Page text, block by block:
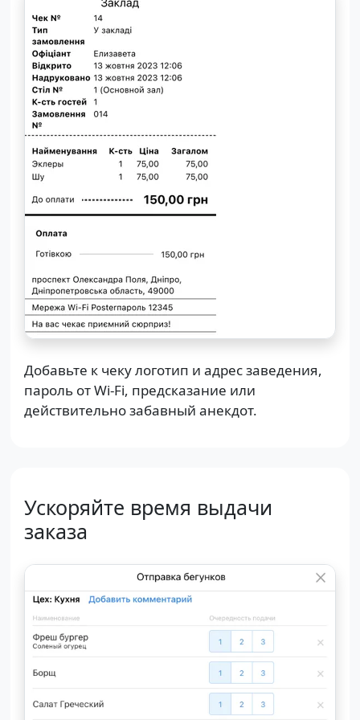
Добавьте к чеку логотип и адрес заведения,
пароль от Wi-Fi, предсказание или
действительно забавный анекдот.
Ускоряйте время выдачи
заказа